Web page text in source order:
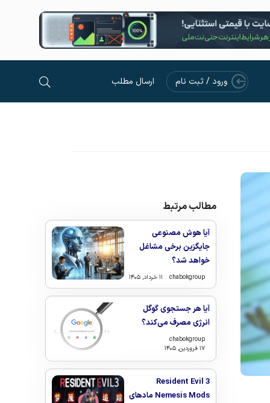
ورود / ثبت نام ارسال مطلب
مطالب مرتبط
آیا هوش مصنوعی
جایگزین برخی مشاغل
خواهد شد؟
chabokgroup ۱۱ خرداد, ۱۴۰۵
آیا هر جستجوی گوگل
انرژی مصرف می‌کند؟
chabokgroup
۱۷ فروردین, ۱۴۰۵
Resident Evil 3
Nemesis Mods مادهای